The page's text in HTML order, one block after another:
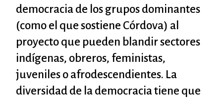
democracia de los grupos dominantes
(como el que sostiene Córdova) al
proyecto que pueden blandir sectores
indígenas, obreros, feministas,
juveniles o afrodescendientes. La
diversidad de la democracia tiene que